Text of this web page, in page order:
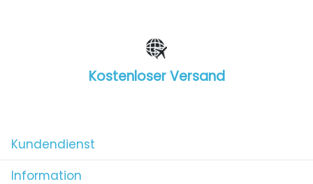
Kostenloser Versand
Kundendienst
Information